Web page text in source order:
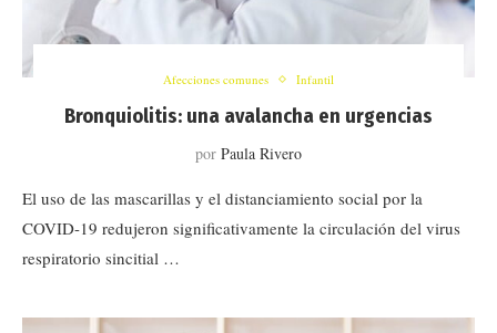
Afecciones comunes Infantil
Bronquiolitis: una avalancha en urgencias
por Paula Rivero
El uso de las mascarillas y el distanciamiento social por la
COVID-19 redujeron significativamente la circulación del virus
respiratorio sincitial …